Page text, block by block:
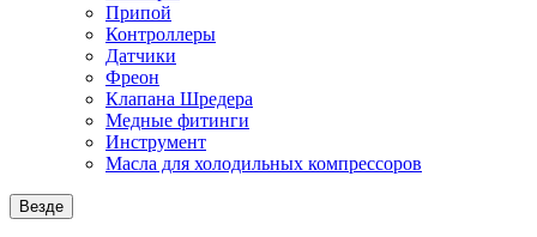
Припой
Контроллеры
Датчики
Фреон
Клапана Шредера
Медные фитинги
Инструмент
Масла для холодильных компрессоров
Везде